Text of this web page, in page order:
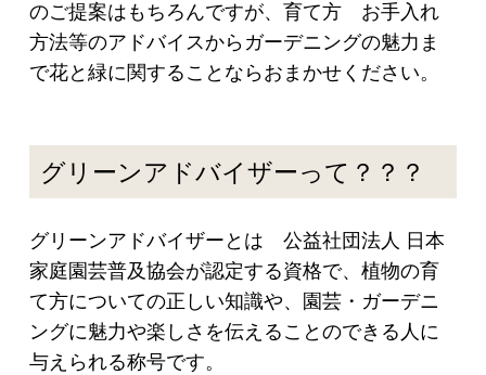
現場レポート
よくある質問
のご提案はもちろんですが、育て方 お手入れ
方法等のアドバイスからガーデニングの魅力ま
で花と緑に関することならおまかせください。
グリーンアドバイザーって？？？
グリーンアドバイザーとは 公益社団法人 日本
家庭園芸普及協会が認定する資格で、植物の育
て方についての正しい知識や、園芸・ガーデニ
ングに魅力や楽しさを伝えることのできる人に
与えられる称号です。